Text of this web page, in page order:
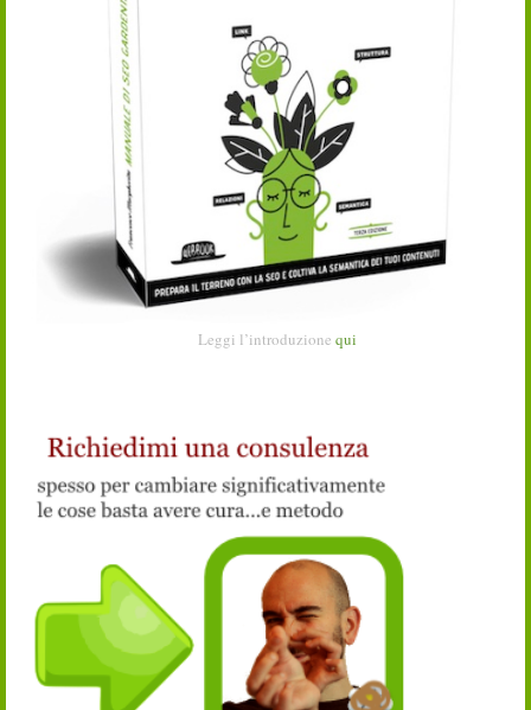
Leggi l’introduzione qui